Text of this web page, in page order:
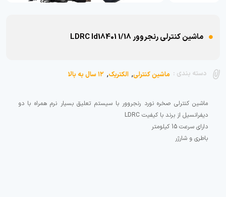
ماشین کنترلی رنجروور LDRC ld18401 1/18
دسته بندی : ماشین کنترلی, الکتریک, ۱۲ سال به بالا
ماشین کنترلی صخره نورد رنجروور با سیستم تعلیق بسیار نرم همراه با دو
باطری و شارژر